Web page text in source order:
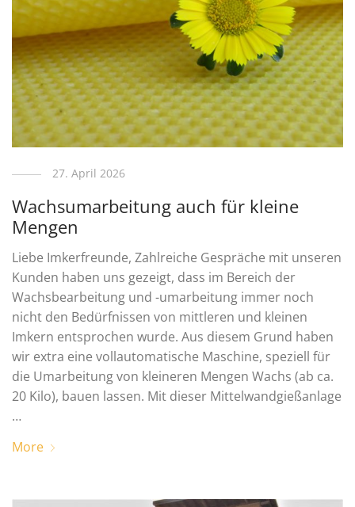
27. April 2026
Wachsumarbeitung auch für kleine
Mengen
Liebe Imkerfreunde, Zahlreiche Gespräche mit unseren
Kunden haben uns gezeigt, dass im Bereich der
Wachsbearbeitung und -umarbeitung immer noch
nicht den Bedürfnissen von mittleren und kleinen
Imkern entsprochen wurde. Aus diesem Grund haben
wir extra eine vollautomatische Maschine, speziell für
die Umarbeitung von kleineren Mengen Wachs (ab ca.
20 Kilo), bauen lassen. Mit dieser Mittelwandgießanlage
…
More